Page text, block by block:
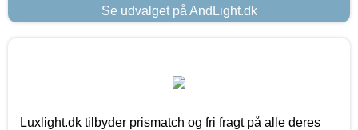
Se udvalget på AndLight.dk
Luxlight.dk tilbyder prismatch og fri fragt på alle deres